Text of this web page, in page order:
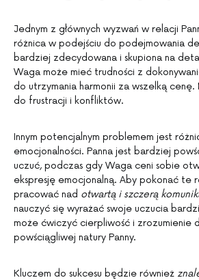
Jednym z głównych wyzwań w relacji
różnica w podejściu do podejmowania
bardziej zdecydowana i skupiona na
Waga może mieć trudności z
do utrzymania harmonii za wszelką
do frustracji i konfliktów.
Innym potencjalnym problemem jest
emocjonalności. Panna jest bardziej
uczuć, podczas gdy Waga ceni sobie
ekspresję emocjonalną. Aby pokonać te
pracować nad otwartą i szczerą
nauczyć się wyrażać swoje uczucia
może ćwiczyć cierpliwość i zrozumienie
powściągliwej natury Panny.
Kluczem do sukcesu będzie również